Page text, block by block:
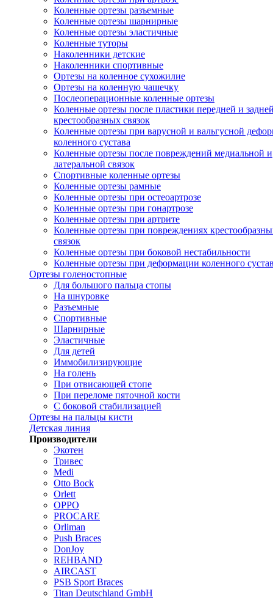
Коленные ортезы разъемные
Коленные ортезы шарнирные
Коленные ортезы эластичные
Коленные туторы
Наколенники детские
Наколенники спортивные
Ортезы на коленное сухожилие
Ортезы на коленную чашечку
Послеоперационные коленные ортезы
Коленные ортезы после пластики передней и
крестообразных связок
Коленные ортезы при варусной и вальгусной
коленного сустава
Коленные ортезы после повреждений медиальной и
латеральной связок
Спортивные коленные ортезы
Коленные ортезы рамные
Коленные ортезы при остеоартрозе
Коленные ортезы при гонартрозе
Коленные ортезы при артрите
Коленные ортезы при повреждениях
связок
Коленные ортезы при боковой нестабильности
Коленные ортезы при деформации коленного
Ортезы голеностопные
Для большого пальца стопы
На шнуровке
Разъемные
Спортивные
Шарнирные
Эластичные
Для детей
Иммобилизирующие
На голень
При отвисающей стопе
При переломе пяточной кости
С боковой стабилизацией
Ортезы на пальцы кисти
Детская линия
Производители
Экотен
Тривес
Medi
Otto Bock
Orlett
OPPO
PROCARE
Orliman
Push Braces
DonJoy
REHBAND
AIRCAST
PSB Sport Braces
Titan Deutschland GmbH